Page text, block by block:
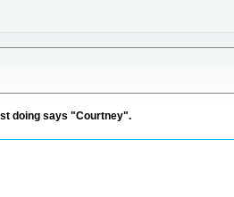
doing says "Courtney".